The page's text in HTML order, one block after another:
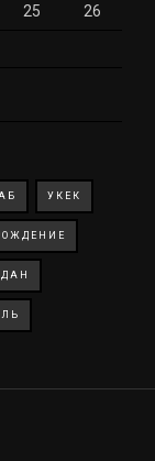
25 26
УКЕК